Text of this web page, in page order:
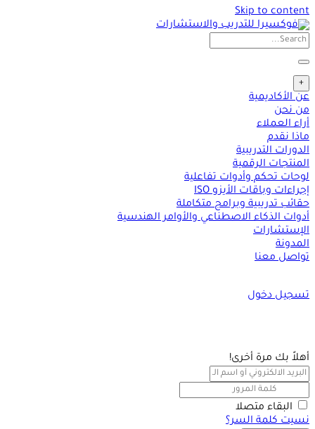
Skip to content
+
عن الأكاديمية
من نحن
أراء العملاء
ماذا نقدم
الدورات التدريبية
المنتجات الرقمية
لوحات تحكم وأدوات تفاعلية
إجراءات وباقات الأيزو ISO
حقائب تدريبية وبرامج متكاملة
أدوات الذكاء الاصطناعي والأوامر الهندسية
الإستشارات
المدونة
تواصل معنا
تسجيل دخول
أهلاً بك مرة أخرى!
البقاء متصلا
نسيت كلمة السر؟